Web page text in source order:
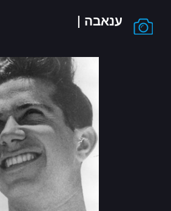
ענאבה |